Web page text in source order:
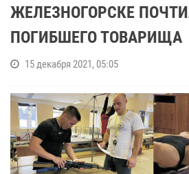
ЖЕЛЕЗНОГОРСКЕ
ПОГИБШЕГО ТОВАРИЩА
15 декабря 2021, 05:05